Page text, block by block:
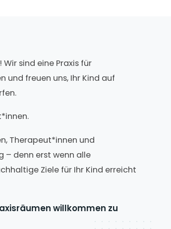
sind eine Praxis für
und freuen uns, Ihr Kind auf
Therapeut*innen und
– denn erst wenn alle
Ziele für Ihr Kind erreicht
willkommen zu